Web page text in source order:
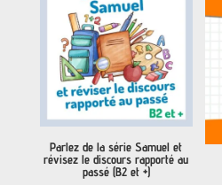
Parlez de la série Samuel et
révisez le discours rapporté au
passé (B2 et +)